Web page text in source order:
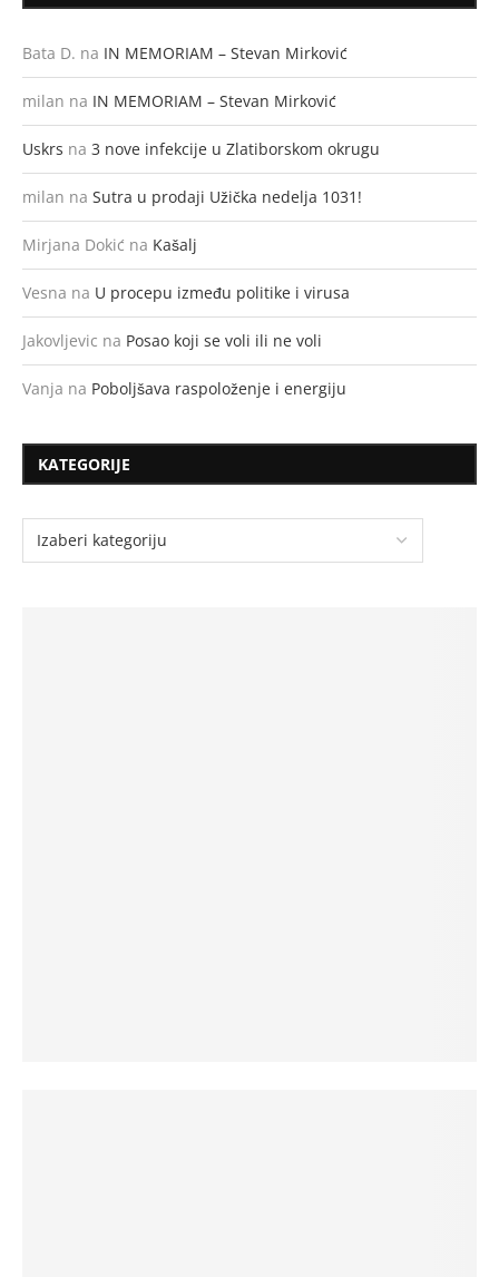
Bata D. na IN MEMORIAM – Stevan Mirković
milan na IN MEMORIAM – Stevan Mirković
Uskrs na 3 nove infekcije u Zlatiborskom okrugu
milan na Sutra u prodaji Užička nedelja 1031!
Mirjana Dokić na Kašalj
Vesna na U procepu između politike i virusa
Jakovljevic na Posao koji se voli ili ne voli
Vanja na Poboljšava raspoloženje i energiju
KATEGORIJE